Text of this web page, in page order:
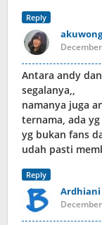
Reply
Antara andy
segalanya,,
namanya juga
ternama, ada
yg bukan fans
udah pasti
Reply
Ardhiani